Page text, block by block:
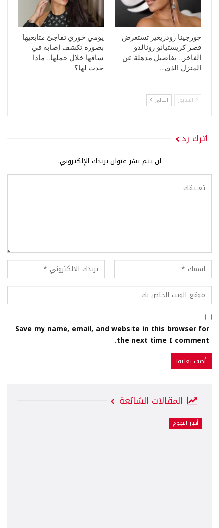
جورجينا رودريغيز تستعرض
قصر كريستيانو رونالدو
الفاخر.. تفاصيل مذهلة عن
المنزل الذي…
يومي خوري تفاجئ متابعيها
بصورة تكشف إصابة في
ساقها خلال حملها.. ماذا
حدث لها؟
السابق التالي
اترك رد
لن يتم نشر عنوان بريدك الإلكتروني.
Save my name, email, and website in this browser for
the next time I comment.
المقالات الشائعة
أخبار النجوم